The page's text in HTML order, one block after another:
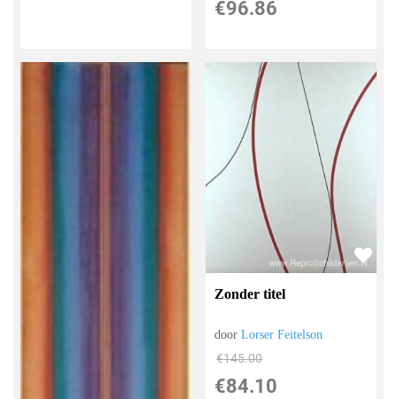
€96.86
Zonder titel
doorLorser Feitelson
€145.00
€84.10